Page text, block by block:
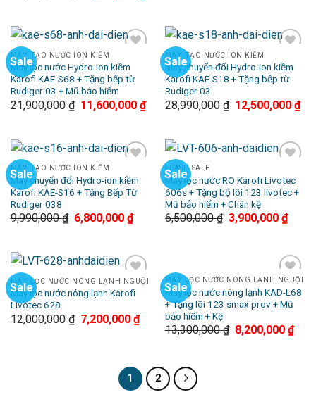
Sale
Add to
Wishlist
MÁY TẠO NƯỚC ION KIỀM
Máy lọc nước Hydro-ion kiềm
Karofi KAE-S68 + Tặng bếp từ
Rudiger 03 + Mũ bảo hiểm
21,900,000₫ 11,600,000 ₫
Sale
Add to
Wishlist
MÁY TẠO NƯỚC ION KIỀM
Máy chuyển đổi Hydro-ion kiềm
Karofi KAE-S18 + Tặng bếp từ
Rudiger 03
28,990,000₫ 12,500,000 ₫
Sale
Wishlist
MÁY TẠO NƯỚC ION KIỀM
Máy chuyển đổi Hydro-ion kiềm
Karofi KAE-S16 + Tặng Bếp Từ
Rudiger 038
9,990,000₫ 6,800,000 ₫
Sale
Wishlist
FLASH SALE
Máy lọc nước RO Karofi Livotec
606s + Tặng bộ lõi 123 livotec +
Mũ bảo hiểm + Chân kệ
6,500,000₫ 3,900,000 ₫
Sale
Add to
Wishlist
MÁY LỌC NƯỚC NÓNG LẠNH NGUỘI
Máy lọc nước nóng lạnh Karofi
Livotec 628
12,000,000₫ 7,200,000 ₫
Sale
Wishlist
MÁY LỌC NƯỚC NÓNG LẠNH NGUỘI
Máy lọc nước nóng lạnh KAD-L68
+ Tặng lõi 123 smax prov + Mũ
bảo hiểm + Kệ
13,300,000₫ 8,200,000 ₫
1 2